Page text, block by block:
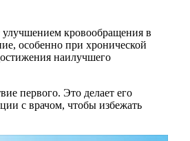
кровообращения в
особенно при хронической
наилучшего
первого. Это делает его
с врачом, чтобы избежать